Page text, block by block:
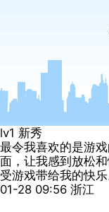
lv1 新秀
最令我喜欢的是游
面，让我感到放松
受游戏带给我的快乐
01-28 09:56 浙江